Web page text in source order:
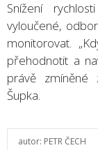
Snížení
vyloučené,
monitorovat.
přehodnotit a
právě zmíněné
Šupka.
autor: PETR ČECH